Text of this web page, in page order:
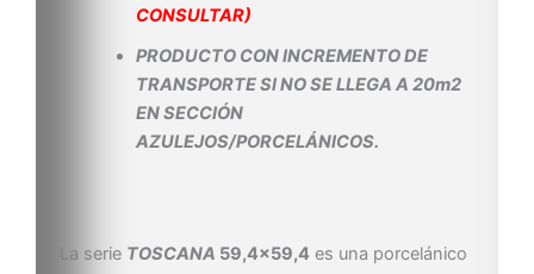
CONSULTAR)
PRODUCTO CON INCREMENTO DE
TRANSPORTE SI NO SE LLEGA A 20m2
EN SECCIÓN
AZULEJOS/PORCELÁNICOS.
La serie TOSCANA 59,4×59,4 es una porcelánico